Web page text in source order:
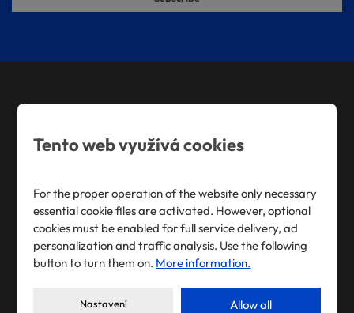
odeslat.
Production programme
DVP Engineering
Production options
References
Tento web využívá cookies
For the proper operation of the website only necessary
essential cookie files are activated. However, optional
cookies must be enabled for full service delivery, ad
personalization and traffic analysis. Use the following
button to turn them on. More information.
Nastavení Allow all